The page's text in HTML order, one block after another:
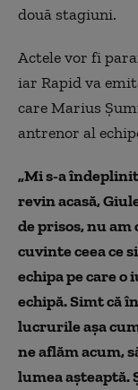
două stagiuni.
Actele vor fi
iar Rapid va
care Marius
antrenor al
„Mi s-a
revin acasă,
de prisos, nu
cuvinte ceea ce
echipa pe care o
echipă. Simt că
lucrurile aşa
ne aflăm acum,
lumea aşteaptă.